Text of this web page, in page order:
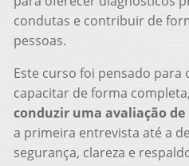
condutas e contribuir de
pessoas.
Este curso foi pensado para
capacitar de forma
conduzir uma avaliação
a primeira entrevista até a
segurança, clareza e